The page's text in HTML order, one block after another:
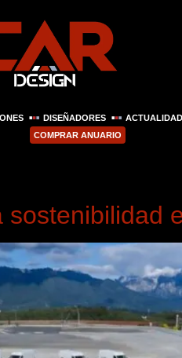
DISEÑADORES ACTUALIDAD
COMPRAR ANUARIO